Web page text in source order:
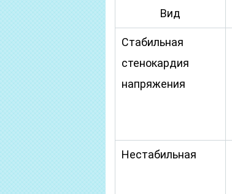
Вид
Стабильная
стенокардия
напряжения
Нестабильная